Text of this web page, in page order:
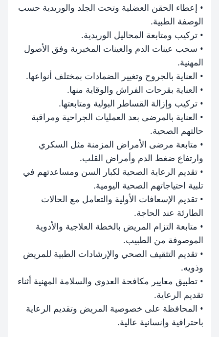
• إعطاء الحقن العضلية وتحت الجلد والوريدية حسب
الوصفة الطبية.
• تركيب ومتابعة المحاليل الوريدية.
• سحب عينات الدم والعينات المخبرية وفق الأصول
المهنية.
• العناية بالجروح وتغيير الضمادات بمختلف أنواعها.
• العناية بقرحات الفراش والوقاية منها.
• تركيب وإزالة القساطر البولية ومتابعتها.
• العناية بالمرضى بعد العمليات الجراحية ومراقبة
حالتهم الصحية.
• متابعة مرضى الأمراض المزمنة مثل السكري
وارتفاع ضغط الدم وأمراض القلب.
• تقديم الرعاية الصحية لكبار السن ومساعدتهم في
تلبية احتياجاتهم الصحية اليومية.
• تقديم الإسعافات الأولية والتعامل مع الحالات
الطارئة عند الحاجة.
• متابعة التزام المريض بالخطة العلاجية والأدوية
الموصوفة من الطبيب.
• تقديم التثقيف الصحي والإرشادات الطبية للمريض
وذويه.
• تطبيق معايير مكافحة العدوى والسلامة المهنية أثناء
تقديم الرعاية.
• المحافظة على خصوصية المريض وتقديم الرعاية
باحترافية وإنسانية عالية.